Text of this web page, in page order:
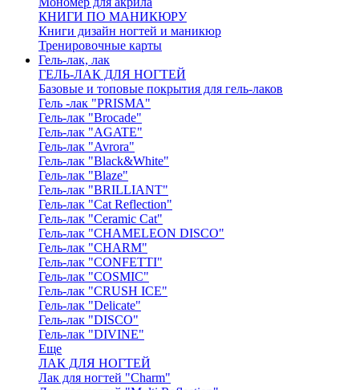
КНИГИ ПО МАНИКЮРУ
Книги дизайн ногтей и маникюр
Тренировочные карты
Гель-лак, лак
ГЕЛЬ-ЛАК ДЛЯ НОГТЕЙ
Базовые и топовые покрытия для гель-лаков
Гель -лак "PRISMA"
Гель-лак "Brocade"
Гель-лак "AGATE"
Гель-лак "Avrora"
Гель-лак "Black&White"
Гель-лак "Blaze"
Гель-лак "BRILLIANT"
Гель-лак "Cat Reflection"
Гель-лак "Ceramic Cat"
Гель-лак "CHAMELEON DISCO"
Гель-лак "CHARM"
Гель-лак "CONFETTI"
Гель-лак "COSMIC"
Гель-лак "CRUSH ICE"
Гель-лак "Delicate"
Гель-лак "DISCO"
Гель-лак "DIVINE"
Еще
ЛАК ДЛЯ НОГТЕЙ
Лак для ногтей "Charm"